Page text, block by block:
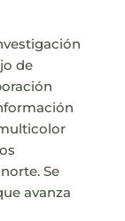
de
Se
avanza